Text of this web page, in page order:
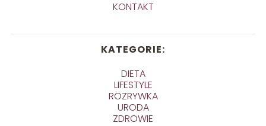
KONTAKT
KATEGORIE:
DIETA
LIFESTYLE
ROZRYWKA
URODA
ZDROWIE